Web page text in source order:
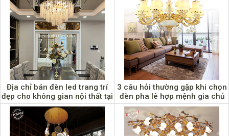
Địa chỉ bán đèn led trang trí
đẹp cho không gian nội thất tại
Cao Bằng
3 câu hỏi thường gặp khi chọn
đèn pha lê hợp mệnh gia chủ